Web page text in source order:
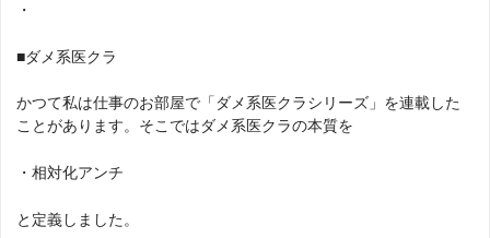
・
■ダメ系医クラ
かつて私は仕事のお部屋で「ダメ系医クラシリーズ」を連載した
ことがあります。そこではダメ系医クラの本質を
・相対化アンチ
と定義しました。